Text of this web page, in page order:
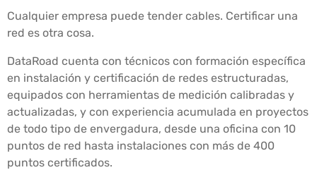
Cualquier empresa puede tender cables. Certificar una
red es otra cosa.
DataRoad cuenta con técnicos con formación específica
en instalación y certificación de redes estructuradas,
equipados con herramientas de medición calibradas y
actualizadas, y con experiencia acumulada en proyectos
de todo tipo de envergadura, desde una oficina con 10
puntos de red hasta instalaciones con más de 400
puntos certificados.